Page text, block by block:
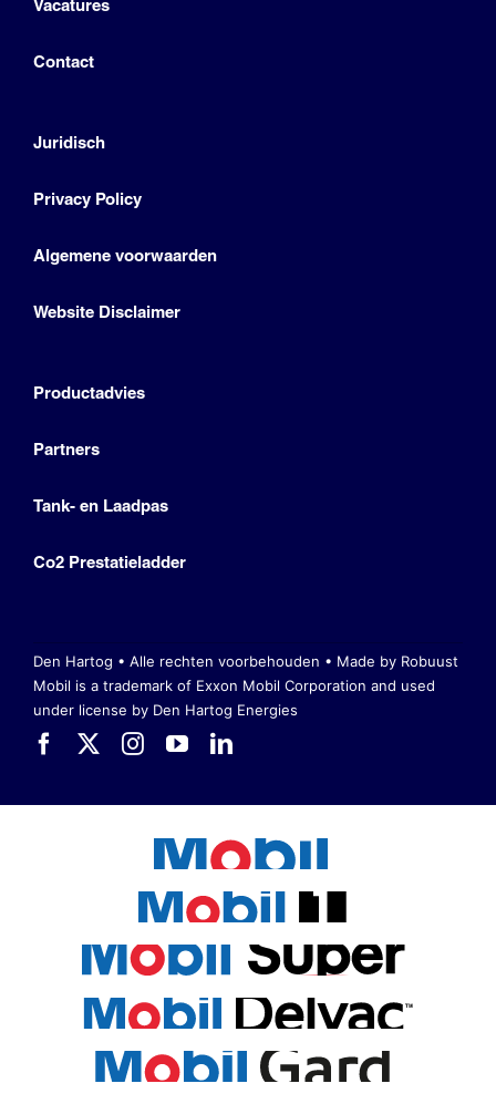
Vacatures
Contact
Juridisch
Privacy Policy
Algemene voorwaarden
Website Disclaimer
Productadvies
Partners
Tank- en Laadpas
Co2 Prestatieladder
Den Hartog • Alle rechten voorbehouden • Made by Robuust
Mobil is a trademark of Exxon Mobil Corporation and used
under license by Den Hartog Energies